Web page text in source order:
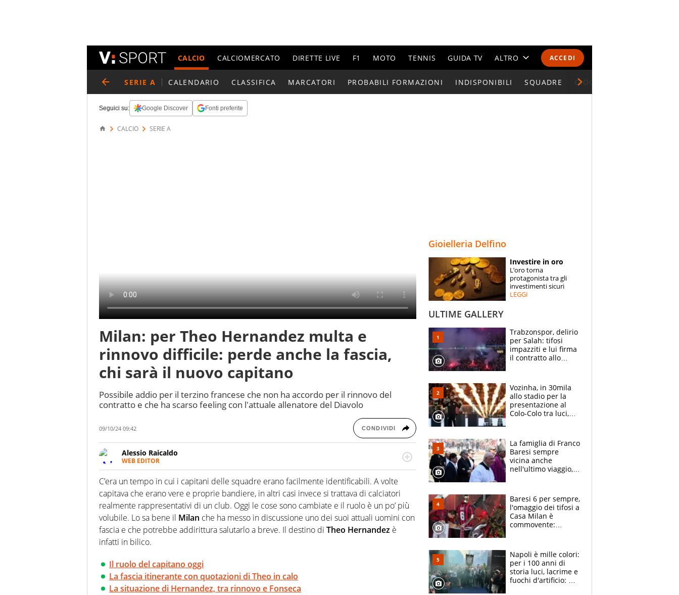
ACCEDI
CALCIO CALCIOMERCATO DIRETTE LIVE F1 MOTO TENNIS GUIDA TV ALTRO
CALENDARI E CLASSIFICHE
ESPERTI
CONTATTI
SERIE A CALENDARIO CLASSIFICA MARCATORI PROBABILI FORMAZIONI INDISPONIBILI SQUADRE GIOCATORI SERIE A
Seguici su: Google Discover Fonti preferite
CALCIO SERIE A
Milan: per Theo Hernandez multa e
rinnovo difficile: perde anche la fascia,
chi sarà il nuovo capitano
Possibile addio per il terzino francese che non ha accordo per il rinnovo del
contratto e che ha scarso feeling con l'attuale allenatore del Diavolo
09/10/24 09:42 CONDIVIDI
Alessio Raicaldo
WEB EDITOR
Un figlio che si chiama Diego e la tesi di laurea sugli stadi di proprietà in Italia. Il calcio
quale filo conduttore irrinunciabile tra passione e professione. Per Virgilio Sport
indaga, approfondisce e scandaglia l'universo mondo dello sport per antonomasia
C’era un tempo in cui i capitani delle squadre erano facilmente identificabili. A volte
capitava che erano vere e proprie bandiere, in altri casi invece si trattava di calciatori
realmente rappresentativi di un club. Oggi le cose sono cambiate e il ruolo è un po’ più
volubile. Lo sa bene il Milan che ha messo in discussione uno dei suoi attuali uomini con
fascia e che potrebbe addirittura salutarlo a breve. Il destino di Theo Hernandez è
infatti in bilico.
Il ruolo del capitano oggi
La fascia itinerante con quotazioni di Theo in calo
La situazione di Hernandez, tra rinnovo e Fonseca
Gioielleria Delfino
Investire in oro
L’oro torna
protagonista tra gli
investimenti sicuri
LEGGI
ULTIME GALLERY
Trabzonspor, delirio
per Salah: tifosi
impazziti e lui firma
il contratto allo
Vozinha, in 30mila
allo stadio per la
presentazione al
Colo-Colo tra luci,
La famiglia di Franco
Baresi sempre
vicina anche
nell'ultimo viaggio,
circondati
dall'affetto dei tifosi
Baresi 6 per sempre,
l'omaggio dei tifosi a
Casa Milan è
commovente:
bigliettini
Napoli è mille colori:
per i 100 anni di
storia luci, lacrime e
fuochi d'artificio: De